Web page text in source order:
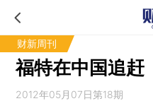
财新周刊
福特在中国追赶
2012年05月07日第18期